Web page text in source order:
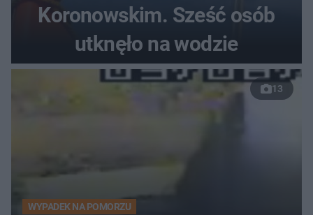
Koronowskim. Sześć osób
utknęło na wodzie
13
WYPADEK NA POMORZU